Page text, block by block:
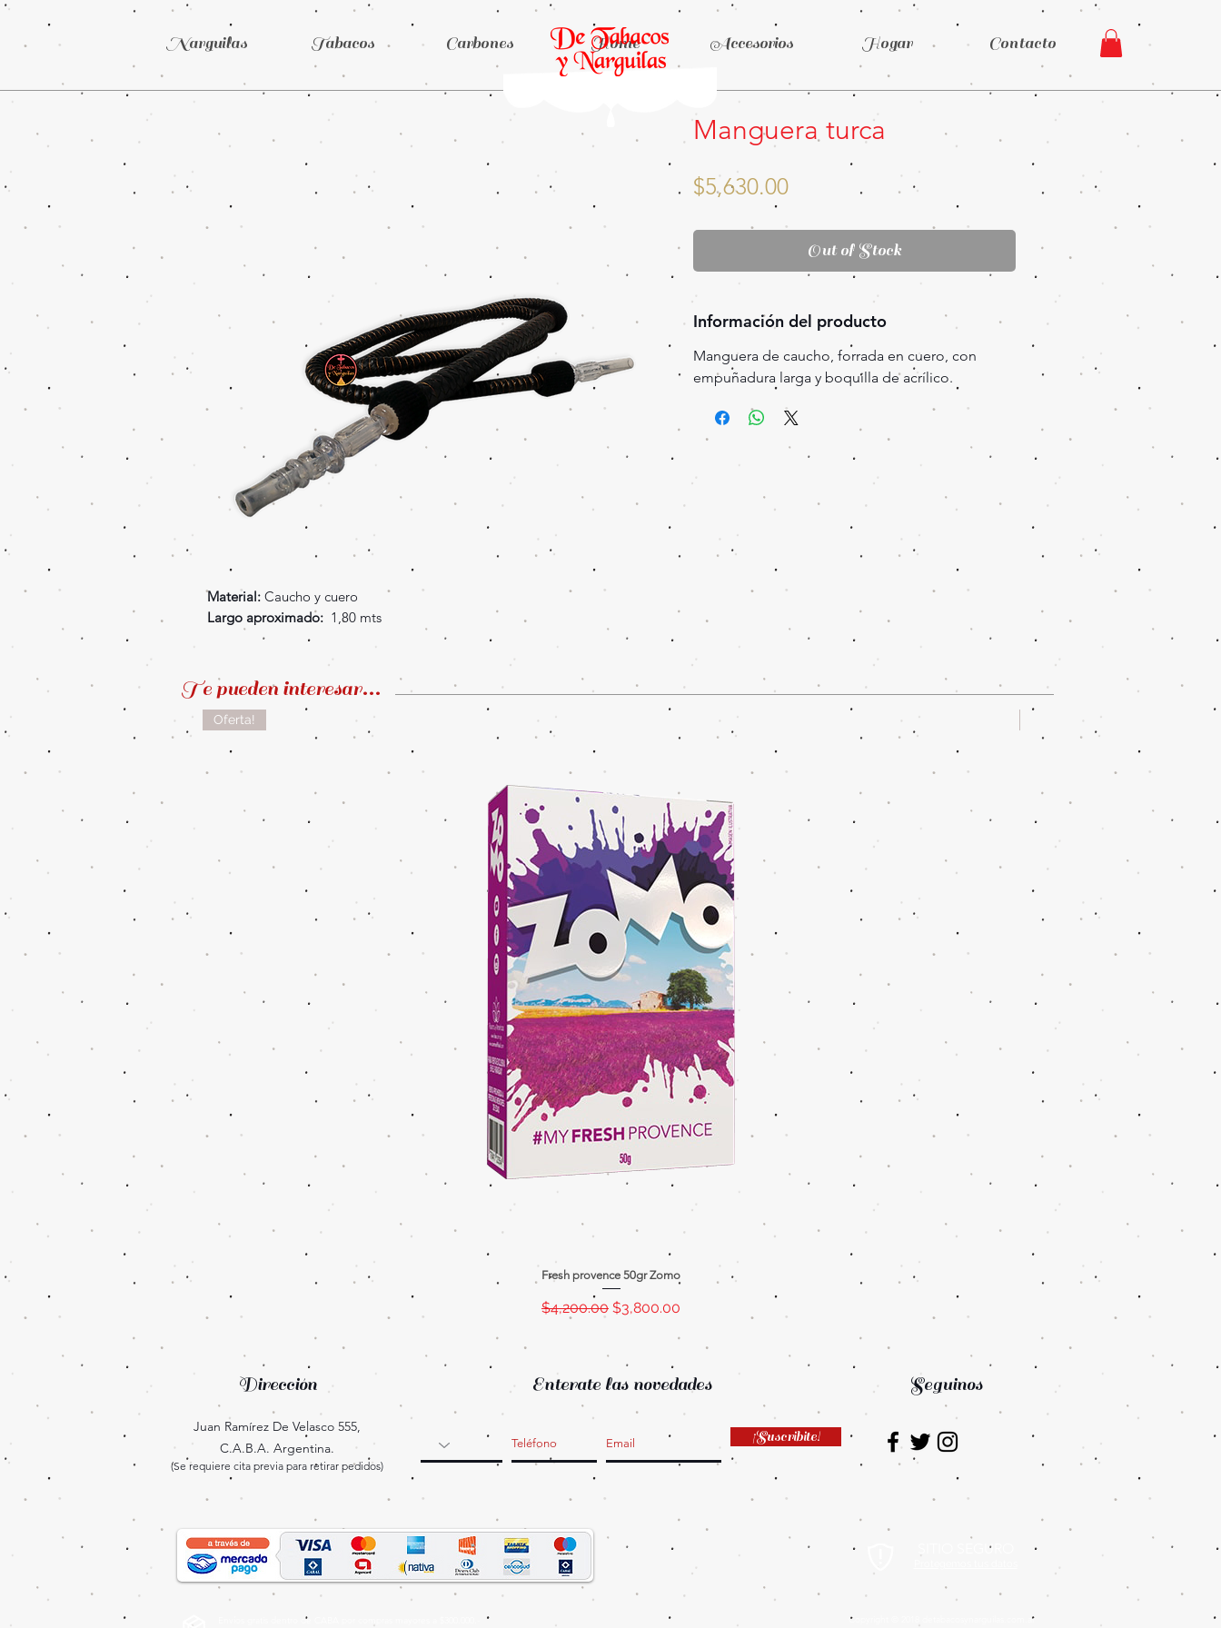
Narguilas Tabacos Carbones Home Accesorios Hogar Contacto
Material:Caucho y cuero
Largo aproximado:1,80 mts
Manguera turca
$5,630.00Price
Out of Stock
Información del producto
Manguera de caucho, forrada en cuero, con
empuñadura larga y boquilla de acrílico.
Oferta!
Fresh provence 50gr Zomo
Regular Price
$4,200.00 Sale Price
$3,800.00
Te pueden interesar...
Dirección
Juan Ramírez De Velasco 555,
C.A.B.A. Argentina.
(Se requiere cita previa para retirar pedidos)
¡Suscribite!
Enterate las novedades Seguinos
SITIO SEGURO
Envíos gratis dentro de CABA por compras mayores a $300.000.-
Copyright © 2018 detabacosynarguilas.com.ar